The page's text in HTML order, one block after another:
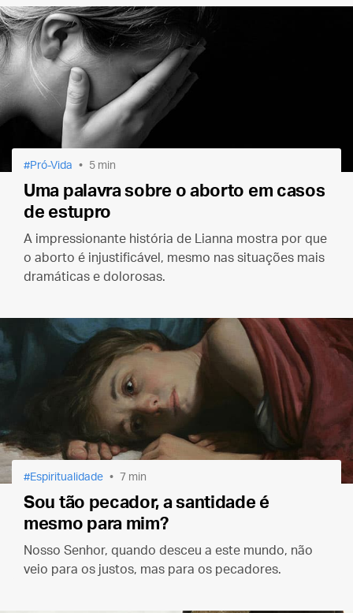
Pró-Vida 5 min
Uma palavra sobre o aborto em casos
de estupro
A impressionante história de Lianna mostra por que
o aborto é injustificável, mesmo nas situações mais
dramáticas e dolorosas.
Espiritualidade 7 min
Sou tão pecador, a santidade é
mesmo para mim?
Nosso Senhor, quando desceu a este mundo, não
veio para os justos, mas para os pecadores.